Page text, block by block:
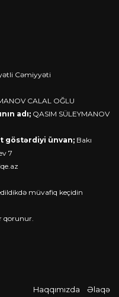
Cəmiyyəti
CALAL OĞLU
adı; QASIM SÜLEYMANOV
göstərdiyi ünvan; Bakı
7
müvafiq keçidin
qorunur.
Haqqımızda Əlaqə